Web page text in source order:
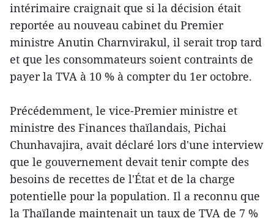
intérimaire craignait que si la décision était
reportée au nouveau cabinet du Premier
ministre Anutin Charnvirakul, il serait trop tard
et que les consommateurs soient contraints de
payer la TVA à 10 % à compter du 1er octobre.
Précédemment, le vice-Premier ministre et
ministre des Finances thaïlandais, Pichai
Chunhavajira, avait déclaré lors d'une interview
que le gouvernement devait tenir compte des
besoins de recettes de l'État et de la charge
potentielle pour la population. Il a reconnu que
la Thaïlande maintenait un taux de TVA de 7 %